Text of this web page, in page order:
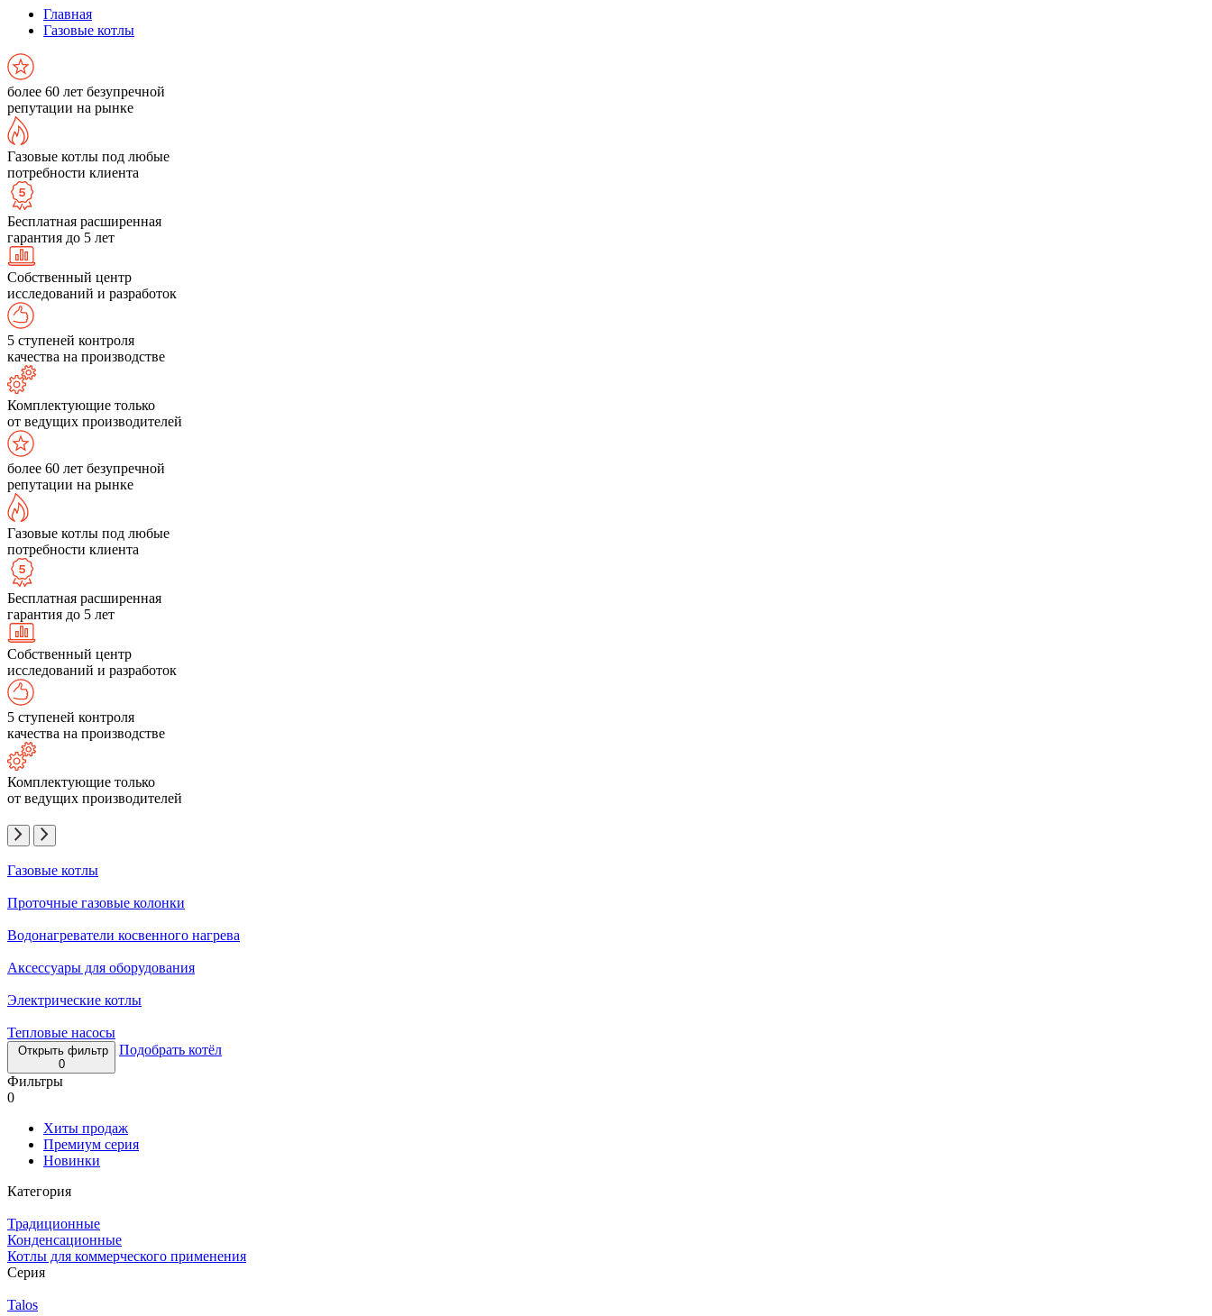
Главная
Газовые котлы
более 60 лет безупречной
репутации на рынке
Газовые котлы под любые
потребности клиента
Бесплатная расширенная
гарантия до 5 лет
Собственный центр
исследований и разработок
5 ступеней контроля
качества на производстве
Комплектующие только
от ведущих производителей
более 60 лет безупречной
репутации на рынке
Газовые котлы под любые
потребности клиента
Бесплатная расширенная
гарантия до 5 лет
Собственный центр
исследований и разработок
5 ступеней контроля
качества на производстве
Комплектующие только
от ведущих производителей
Газовые котлы
Проточные газовые колонки
Водонагреватели косвенного нагрева
Аксессуары для оборудования
Электрические котлы
Тепловые насосы
Открыть фильтр
0
Подобрать котёл
Фильтры
0
Хиты продаж
Премиум серия
Новинки
Категория
Традиционные
Конденсационные
Котлы для коммерческого применения
Серия
Talos